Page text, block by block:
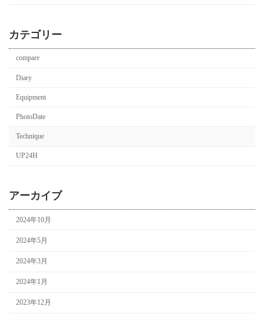
カテゴリー
compare
Diary
Equipment
PhotoDate
Technique
UP24H
アーカイブ
2024年10月
2024年5月
2024年3月
2024年1月
2023年12月